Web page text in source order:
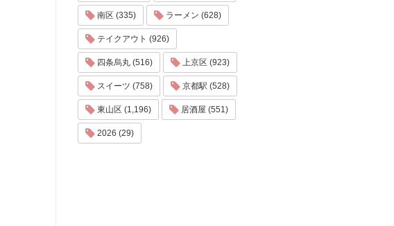
南区 (335) ラーメン (628)
テイクアウト (926)
四条烏丸 (516) 上京区 (923)
スイーツ (758) 京都駅 (528)
東山区 (1,196) 居酒屋 (551)
2026 (29)